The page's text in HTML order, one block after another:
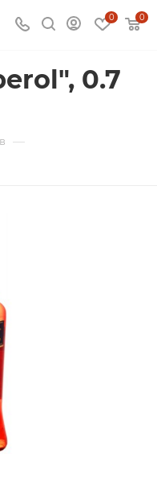
0 0
0.7
—